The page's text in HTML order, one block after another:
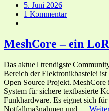
5. Juni 2026
1 Kommentar
MeshCore – ein
Das aktuell trendigste
Bereich der Elektronikbastelei
Open Source Projekt. MeshCore
System für sichere textbasierte
Funkhardware. Es eignet sich
Notfallmaßnahmen und …